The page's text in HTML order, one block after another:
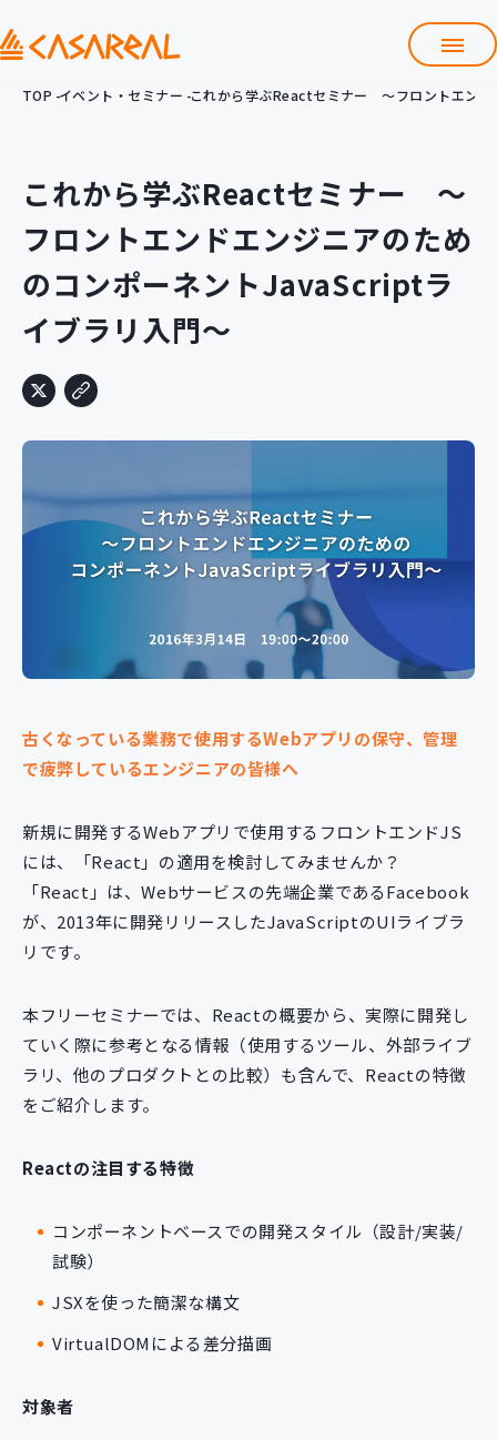
サービス
プロダクト開発支援
クラウド導入支援 Git導入支援
システム構築支援
研修サービス
定型コース
新規開発サービス
パッケージ開発
イベント・セミナー
Contact
TOP イベント・セミナー これから学ぶReactセミナー ～フロントエン
これから学ぶReactセミナー ～
フロントエンドエンジニアのため
のコンポーネントJavaScriptラ
イブラリ入門～
古くなっている業務で使用するWebアプリの保守、管理
で疲弊しているエンジニアの皆様へ
新規に開発するWebアプリで使用するフロントエンドJS
には、「React」の適用を検討してみませんか？
「React」は、Webサービスの先端企業であるFacebook
が、2013年に開発リリースしたJavaScriptのUIライブラ
リです。
本フリーセミナーでは、Reactの概要から、実際に開発し
ていく際に参考となる情報（使用するツール、外部ライブ
ラリ、他のプロダクトとの比較）も含んで、Reactの特徴
をご紹介します。
Reactの注目する特徴
コンポーネントベースでの開発スタイル（設計/実装/
試験）
JSXを使った簡潔な構文
VirtualDOMによる差分描画
対象者